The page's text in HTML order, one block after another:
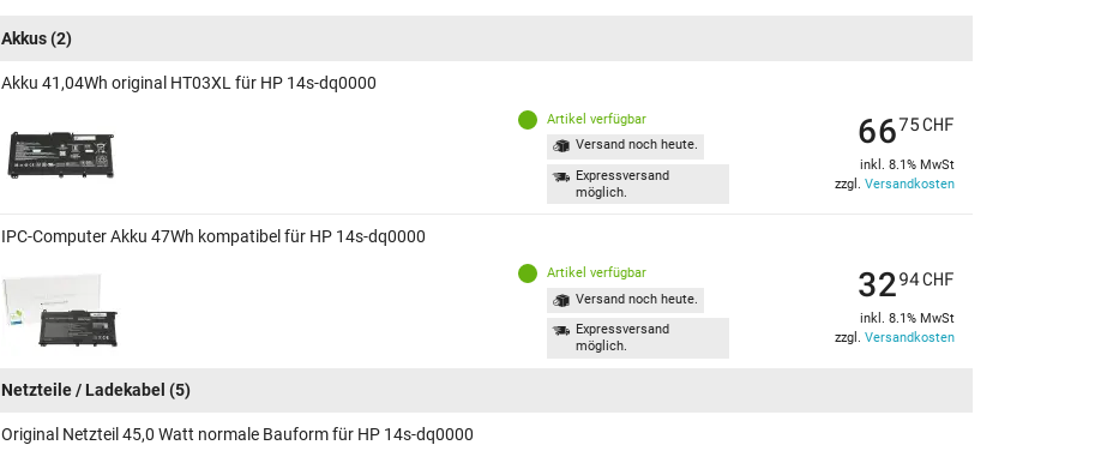
Akkus(2)
Akku 41,04Wh original HT03XL für HP 14s-dq0000
Artikel verfügbar
Versand noch heute.
Expressversand
möglich.
6675CHF
inkl. 8.1% MwSt
zzgl. Versandkosten
IPC-Computer Akku 47Wh kompatibel für HP 14s-dq0000
Artikel verfügbar
Versand noch heute.
Expressversand
möglich.
3294CHF
inkl. 8.1% MwSt
zzgl. Versandkosten
Netzteile / Ladekabel (5)
Original Netzteil 45,0 Watt normale Bauform für HP 14s-dq0000